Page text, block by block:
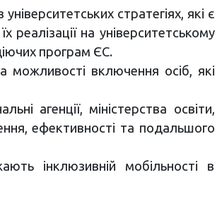
стратегіях, які є
реалізації на університетському
програм ЄС.
можливості включення осіб, які
агенції, міністерства освіти,
ефективності та подальшого
інклюзивній мобільності в